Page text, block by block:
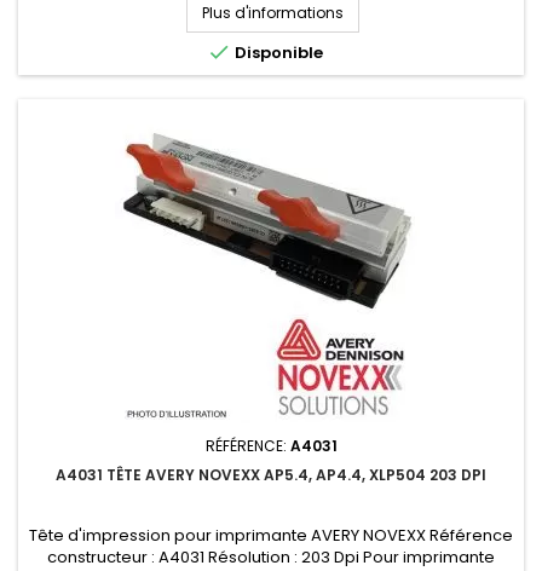
Plus d'informations
 Disponible
RÉFÉRENCE: A4031
A4031 TÊTE AVERY NOVEXX AP5.4, AP4.4, XLP504 203 DPI
Tête d'impression pour imprimante AVERY NOVEXX Référence
constructeur : A4031 Résolution : 203 Dpi Pour imprimante